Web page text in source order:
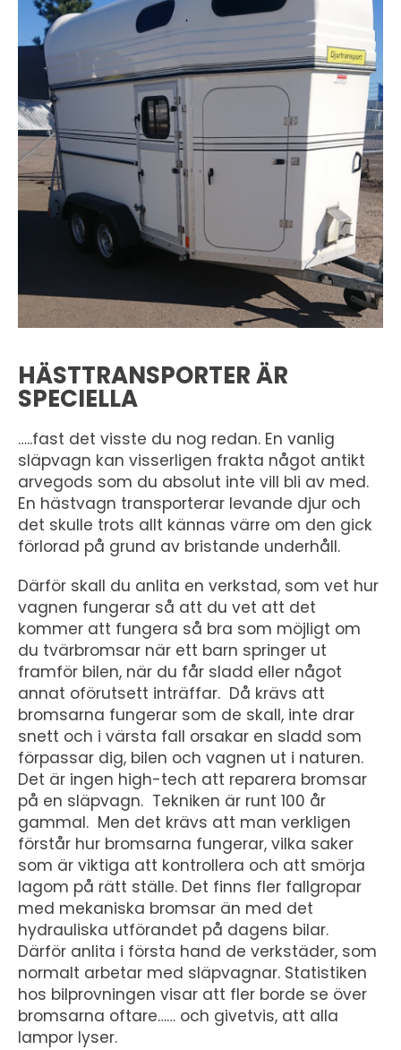
HÄSTTRANSPORTER ÄR
SPECIELLA
…..fast det visste du nog redan. En vanlig
släpvagn kan visserligen frakta något antikt
arvegods som du absolut inte vill bli av med.
En hästvagn transporterar levande djur och
det skulle trots allt kännas värre om den gick
förlorad på grund av bristande underhåll.
Därför skall du anlita en verkstad, som vet hur
vagnen fungerar så att du vet att det
kommer att fungera så bra som möjligt om
du tvärbromsar när ett barn springer ut
framför bilen, när du får sladd eller något
annat oförutsett inträffar. Då krävs att
bromsarna fungerar som de skall, inte drar
snett och i värsta fall orsakar en sladd som
förpassar dig, bilen och vagnen ut i naturen.
Det är ingen high-tech att reparera bromsar
på en släpvagn. Tekniken är runt 100 år
gammal. Men det krävs att man verkligen
förstår hur bromsarna fungerar, vilka saker
som är viktiga att kontrollera och att smörja
lagom på rätt ställe. Det finns fler fallgropar
med mekaniska bromsar än med det
hydrauliska utförandet på dagens bilar.
Därför anlita i första hand de verkstäder, som
normalt arbetar med släpvagnar. Statistiken
hos bilprovningen visar att fler borde se över
bromsarna oftare…… och givetvis, att alla
lampor lyser.